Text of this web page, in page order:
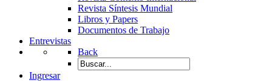
Revista Síntesis Mundial
Libros y Papers
Documentos de Trabajo
Entrevistas
Back
Ingresar